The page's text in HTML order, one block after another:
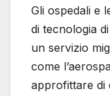
Gli ospedali e
di tecnologia
un servizio
come
approfittare di